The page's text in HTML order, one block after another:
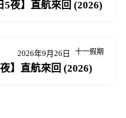
夜】直航來回 (2026)
十一假期
2026年9月26日 – 10月1日
】直航來回 (2026)